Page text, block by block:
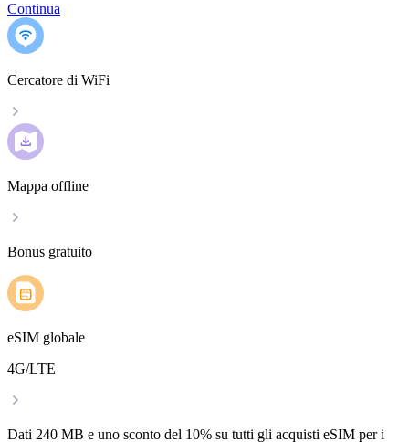
Continua
Cercatore di WiFi
Mappa offline
Bonus gratuito
eSIM globale
4G/LTE
Dati 240 MB e uno sconto del 10% su tutti gli acquisti eSIM per i